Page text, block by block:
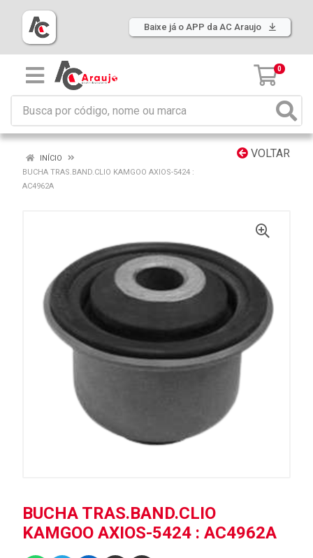
Baixe já o APP da AC Araujo
0
VOLTAR
INÍCIO
BUCHA TRAS.BAND.CLIO KAMGOO AXIOS-5424 :
AC4962A
BUCHA TRAS.BAND.CLIO
KAMGOO AXIOS-5424 : AC4962A